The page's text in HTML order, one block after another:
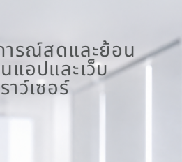
ารณ์สดและย้อน
แอปและเว็บ
าว์เซอร์